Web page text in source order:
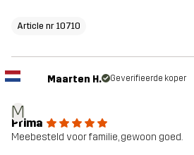
Article nr 10710
M
Maarten H. Geverifieerde koper
Prima
Meebesteld voor familie, gewoon goed.